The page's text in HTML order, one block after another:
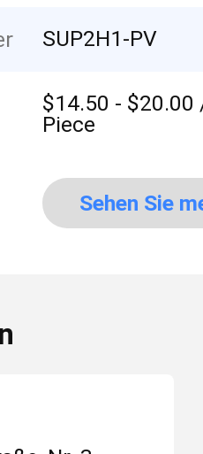
SUP2H1-PV
$14.50 - $20.00
Piece
Sehen Sie